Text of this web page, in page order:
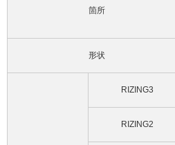
箇所
形状
RIZING3
RIZING2